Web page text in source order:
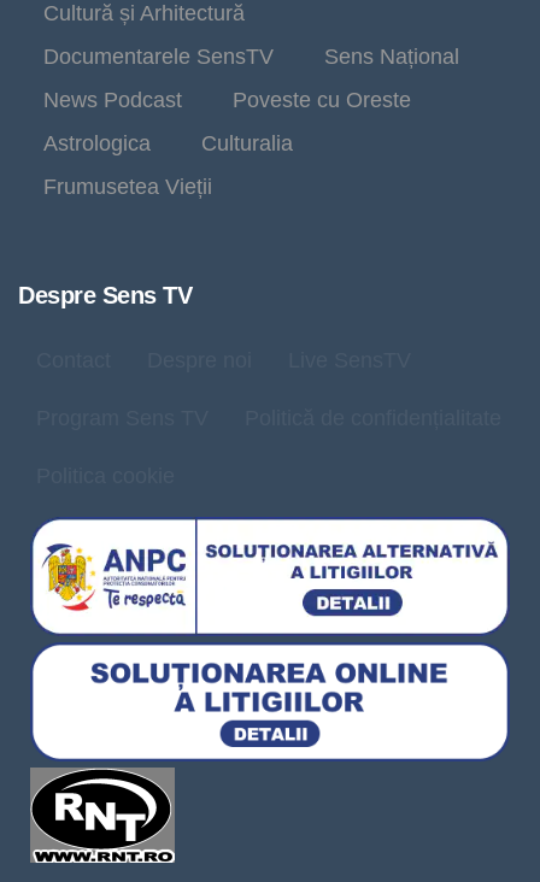
Cultură și Arhitectură
Documentarele SensTV
Sens Național
News Podcast
Poveste cu Oreste
Astrologica
Culturalia
Frumusetea Vieții
Despre Sens TV